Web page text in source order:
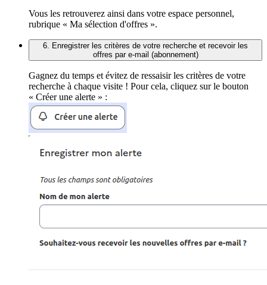
Vous les retrouverez ainsi dans votre espace personnel,
rubrique « Ma sélection d'offres ».
6. Enregistrer les critères de votre recherche et recevoir les
offres par e-mail (abonnement)
Gagnez du temps et évitez de ressaisir les critères de votre
recherche à chaque visite ! Pour cela, cliquez sur le bouton
« Créer une alerte » :